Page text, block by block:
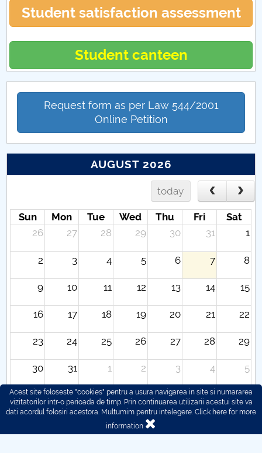
Activități extracuriculare FMT (CUP)
Student satisfaction assessment
Student canteen
Request form as per Law 544/2001
Online Petition
AUGUST 2026
today
Sun Mon Tue Wed Thu Fri
Sat
26
27 28 29 30 31 1
2 3 4 5 6 7 8
9 10 11 12 13 14 15
16 17 18 19 20 21 22
23 24 25 26 27 28 29
30 31 1 2 3 4 5
Acest site foloseste "cookies" pentru a usura navigarea in site si numararea
vizitatorilor intr-o perioada de timp. Prin continuarea utilizarii acestui site va
dati acordul folosiri acestora. Multumim pentru intelegere. Click here for more
information